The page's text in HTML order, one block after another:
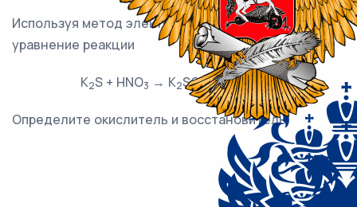
Используя метод электронного баланса, составьте
уравнение реакции
K2S + HNO3 → K2SO4+ NO + H2O
Определите окислитель и восстановитель.